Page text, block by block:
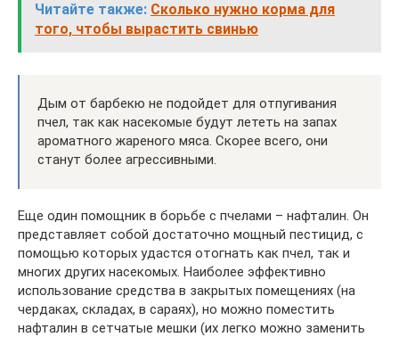
Читайте также: Сколько нужно корма для
того, чтобы вырастить свинью
Дым от барбекю не подойдет для отпугивания
пчел, так как насекомые будут лететь на запах
ароматного жареного мяса. Скорее всего, они
станут более агрессивными.
Еще один помощник в борьбе с пчелами – нафталин. Он
представляет собой достаточно мощный пестицид, с
помощью которых удастся отогнать как пчел, так и
многих других насекомых. Наиболее эффективно
использование средства в закрытых помещениях (на
чердаках, складах, в сараях), но можно поместить
нафталин в сетчатые мешки (их легко можно заменить